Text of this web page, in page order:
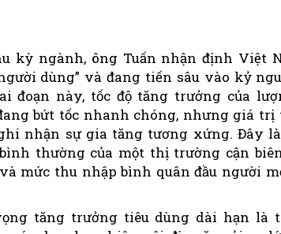
kỳ ngành, ông Tuấn nhận định Việt
dùng” và đang tiến sâu vào kỷ
đoạn này, tốc độ tăng trưởng của
bứt tốc nhanh chóng, nhưng giá trị
nhận sự gia tăng tương xứng. Đây
thường của một thị trường cận
mức thu nhập bình quân đầu người
tăng trưởng tiêu dùng dài hạn là